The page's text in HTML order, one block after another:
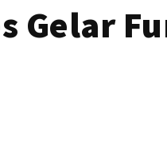
Gelar